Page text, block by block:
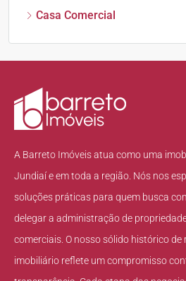
Casa Comercial
A Barreto Imóveis atua como uma
Jundiaí e em toda a região. Nós nos
soluções práticas para quem busca
delegar a administração de
comerciais. O nosso sólido histórico
imobiliário reflete um compromisso